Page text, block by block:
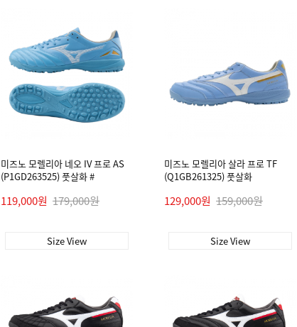
미즈노 모렐리아 네오 IV 프로 AS
(P1GD263525) 풋살화 #
119,000원 179,000원
Size View
미즈노 모렐리아 살라 프로 TF
(Q1GB261325) 풋살화
129,000원 159,000원
Size View